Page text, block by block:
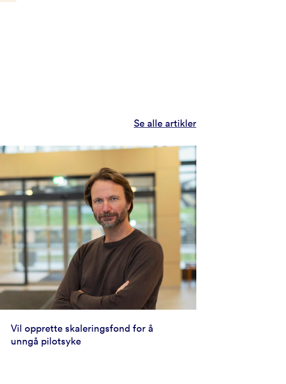
Se alle artikler
Vil opprette skaleringsfond for å
unngå pilotsyke